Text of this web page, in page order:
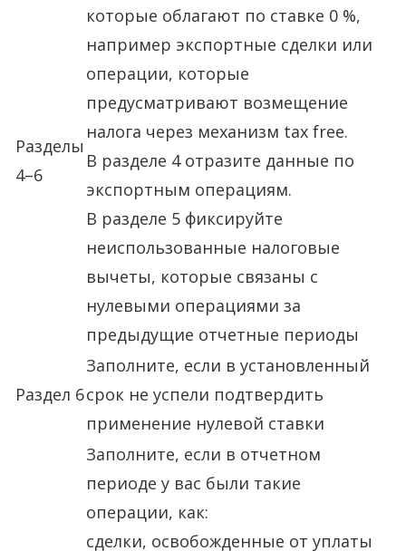
Разделы
4–6
которые облагают по ставке 0 %,
например экспортные сделки или
операции, которые
предусматривают возмещение
налога через механизм tax free.
В разделе 4 отразите данные по
экспортным операциям.
В разделе 5 фиксируйте
неиспользованные налоговые
вычеты, которые связаны с
нулевыми операциями за
предыдущие отчетные периоды
Раздел 6
Заполните, если в установленный
срок не успели подтвердить
применение нулевой ставки
Заполните, если в отчетном
периоде у вас были такие
операции, как:
сделки, освобожденные от уплаты